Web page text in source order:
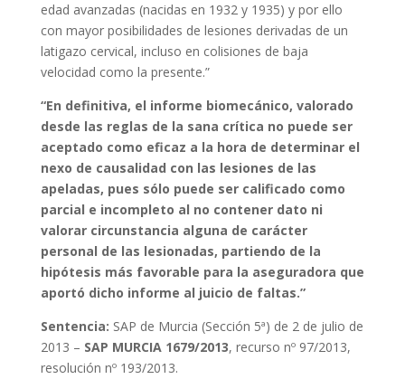
edad avanzadas (nacidas en 1932 y 1935) y por ello
con mayor posibilidades de lesiones derivadas de un
latigazo cervical, incluso en colisiones de baja
velocidad como la presente.”
“En definitiva, el informe biomecánico, valorado
desde las reglas de la sana crítica no puede ser
aceptado como eficaz a la hora de determinar el
nexo de causalidad con las lesiones de las
apeladas, pues sólo puede ser calificado como
parcial e incompleto al no contener dato ni
valorar circunstancia alguna de carácter
personal de las lesionadas, partiendo de la
hipótesis más favorable para la aseguradora que
aportó dicho informe al juicio de faltas.”
Sentencia: SAP de Murcia (Sección 5ª) de 2 de julio de
2013 – SAP MURCIA 1679/2013, recurso nº 97/2013,
resolución nº 193/2013.